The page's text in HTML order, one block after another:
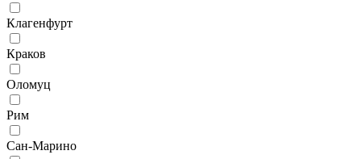
Клагенфурт
Краков
Оломуц
Рим
Сан-Марино